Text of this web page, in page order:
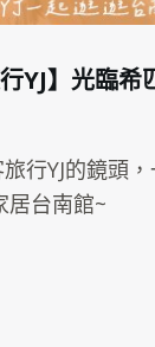
YJ】光臨希
行YJ的鏡頭
居台南館~